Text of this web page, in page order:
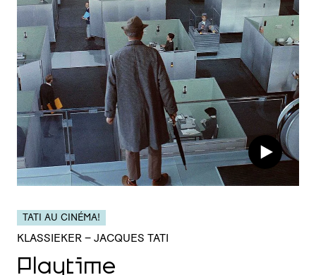
TATI AU CINÉMA!
KLASSIEKER – JACQUES TATI
Playtime